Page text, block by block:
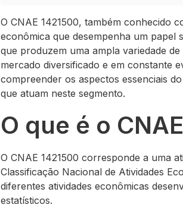
O CNAE 1421500, também conhecido
econômica que desempenha um papel
que produzem uma ampla variedade
mercado diversificado e em constante
compreender os aspectos essenciais
que atuam neste segmento.
O que é o
O CNAE 1421500 corresponde a uma
Classificação Nacional de Atividades
diferentes atividades econômicas
estatísticos.